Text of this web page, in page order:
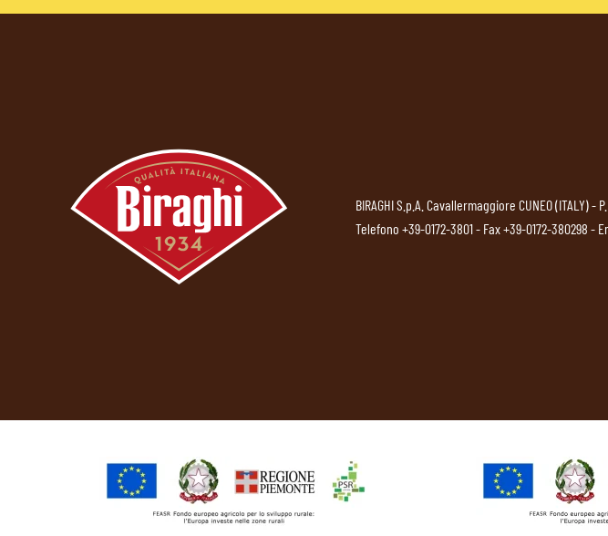
BIRAGHI S.p.A. Cavallermaggiore CUNEO (ITALY) -
Telefono +39-0172-3801- Fax +39-0172-380298 -